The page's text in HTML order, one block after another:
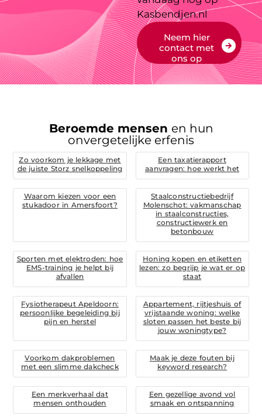
Kasbendjen.nl
Neem hier
contact met
ons op
Beroemde mensen en hun
onvergetelijke erfenis
Zo voorkom je lekkage met
de juiste Storz snelkoppeling
Een taxatierapport
aanvragen: hoe werkt het
Waarom kiezen voor een
stukadoor in Amersfoort?
Staalconstructiebedrijf
Molenschot: vakmanschap
in staalconstructies,
constructiewerk en
betonbouw
Sporten met elektroden: hoe
EMS-training je helpt bij
afvallen
Honing kopen en etiketten
lezen: zo begrijp je wat er op
staat
Fysiotherapeut Apeldoorn:
persoonlijke begeleiding bij
pijn en herstel
Appartement, rijtjeshuis of
vrijstaande woning: welke
sloten passen het beste bij
jouw woningtype?
Voorkom dakproblemen
met een slimme dakcheck
Maak je deze fouten bij
keyword research?
Een merkverhaal dat
mensen onthouden
Een gezellige avond vol
smaak en ontspanning